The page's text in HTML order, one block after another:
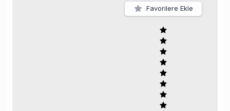
Favorilere Ekle